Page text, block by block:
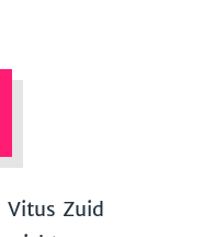
Vitus Zuid